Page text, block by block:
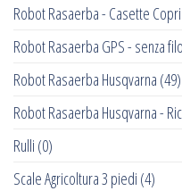
Robot Rasaerba - Casette
Robot Rasaerba GPS - senza filo
Robot Rasaerba Husqvarna (49)
Robot Rasaerba Husqvarna -
Rulli (0)
Scale Agricoltura 3 piedi (4)